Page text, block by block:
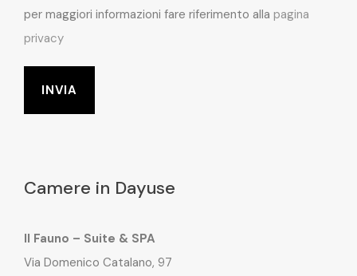
per maggiori informazioni fare riferimento alla pagina
privacy
Camere in Dayuse
Il Fauno – Suite & SPA
Via Domenico Catalano, 97